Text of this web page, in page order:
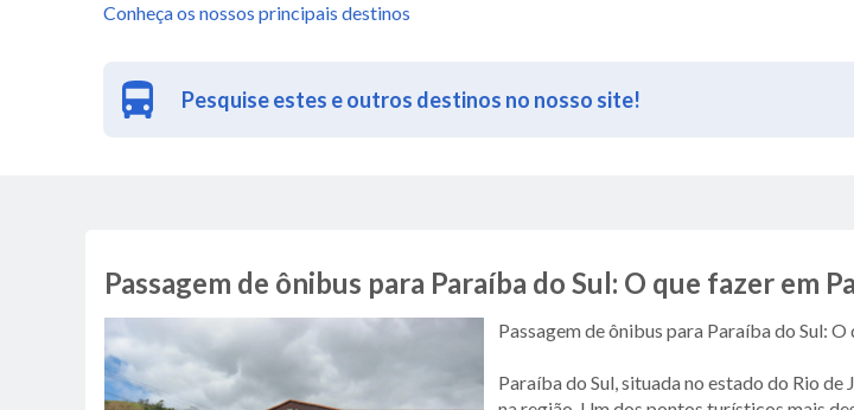
Conheça os nossos principais destinos
Pesquise estes e outros destinos no nosso site!
Passagem de ônibus para Paraíba do Sul: O que fazer em
Passagem de ônibus para Paraíba do Sul:
Paraíba do Sul, situada no estado do Rio